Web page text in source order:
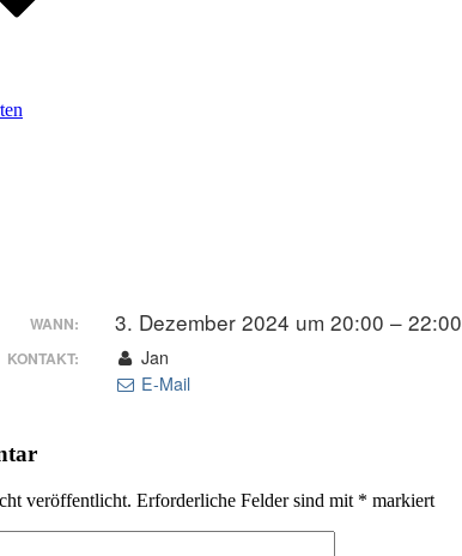
WANN: 3. Dezember 2024 um 20:00 – 22:00
KONTAKT:
Jan
E-Mail
veröffentlicht. Erforderliche Felder sind mit * markiert